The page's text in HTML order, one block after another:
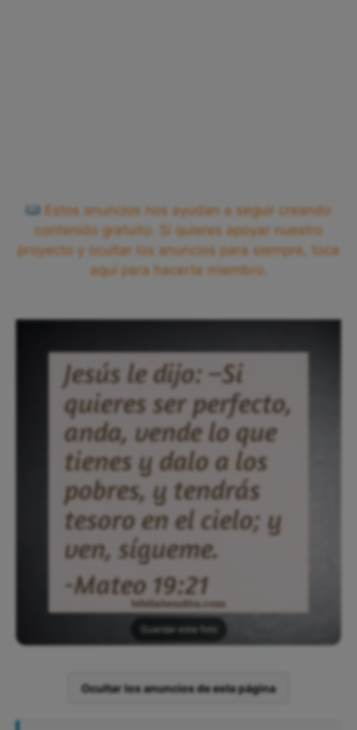
Estos anuncios nos ayudan a seguir creando
contenido gratuito. Si quieres apoyar nuestro
proyecto y ocultar los anuncios para siempre, toca
aquí para hacerte miembro.
Guardar esta foto
Ocultar los anuncios de esta página